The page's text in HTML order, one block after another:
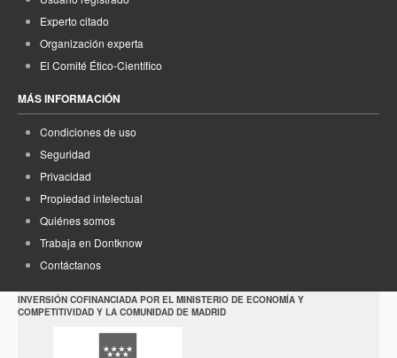
Experto citado
Organización experta
El Comité Ético-Científico
MÁS INFORMACIÓN
Condiciones de uso
Seguridad
Privacidad
Propiedad intelectual
Quiénes somos
Trabaja en Dontknow
Contáctanos
INVERSIÓN COFINANCIADA POR EL MINISTERIO DE ECONOMÍA Y
COMPETITIVIDAD Y LA COMUNIDAD DE MADRID